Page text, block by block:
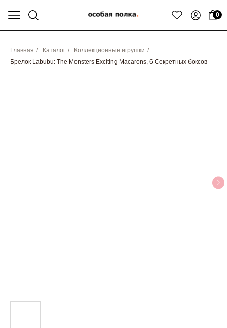
0
Главная / Каталог / Коллекционные игрушки /
Брелок Labubu: The Monsters Exciting Macarons, 6 Секретных боксов